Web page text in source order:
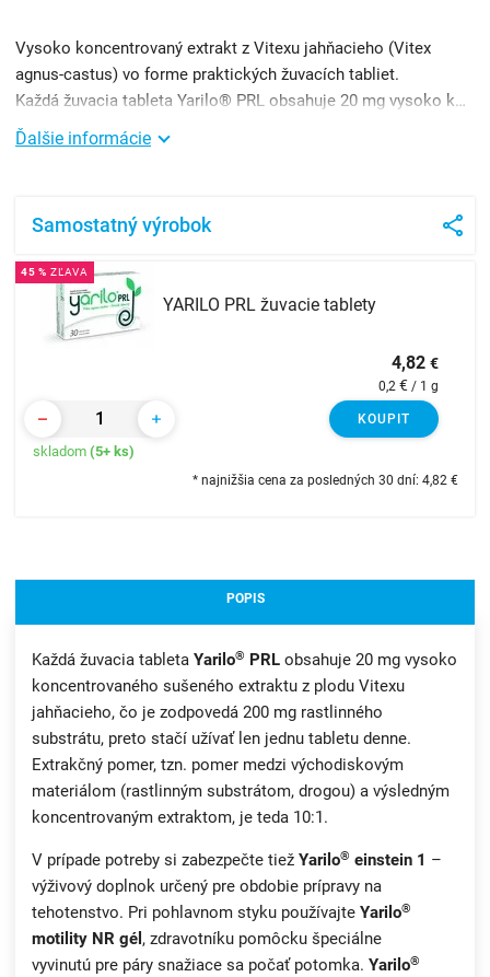
Vysoko koncentrovaný extrakt z Vitexu jahňacieho (Vitex
agnus-castus) vo forme praktických žuvacích tabliet.
Každá žuvacia tableta Yarilo® PRL obsahuje 20 mg vysoko koncentrovaného sušeného extraktu z plodu Vitexu jahňa ...
Ďalšie informácie
Samostatný výrobok
YARILO PRL žuvacie tablety
45 % ZĽAVA
4,82 €
0,2 € / 1 g
KOUPIT
skladom (5+ ks)
* najnižšia cena za posledných 30 dní: 4,82 €
POPIS
Každá žuvacia tableta Yarilo® PRL obsahuje 20 mg vysoko
koncentrovaného sušeného extraktu z plodu Vitexu
jahňacieho, čo je zodpovedá 200 mg rastlinného
substrátu, preto stačí užívať len jednu tabletu denne.
Extrakčný pomer, tzn. pomer medzi východiskovým
materiálom (rastlinným substrátom, drogou) a výsledným
koncentrovaným extraktom, je teda 10:1.
V prípade potreby si zabezpečte tiež Yarilo® einstein 1 –
výživový doplnok určený pre obdobie prípravy na
tehotenstvo. Pri pohlavnom styku používajte Yarilo®
motility NR gél , zdravotníku pomôcku špeciálne
vyvinutú pre páry snažiace sa počať potomka. Yarilo®